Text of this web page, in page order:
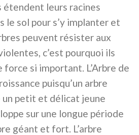
étendent leurs racines
le sol pour s’y implanter et
peuvent résister aux
c’est pourquoi ils
force si important. L’Arbre de
puisqu’un arbre
un petit et délicat jeune
sur une longue période
géant et fort. L’arbre